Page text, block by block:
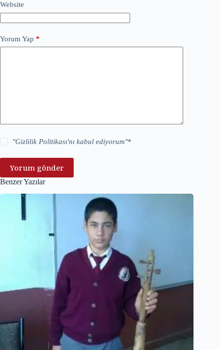
Website
Yorum Yap *
"Gizlilik Politikası'nı kabul ediyorum"*
Yorum gönder
Benzer Yazılar